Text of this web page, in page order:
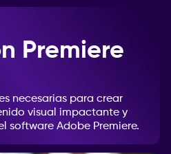
Premiere
necesarias para crear
visual impactante y
software Adobe Premiere.